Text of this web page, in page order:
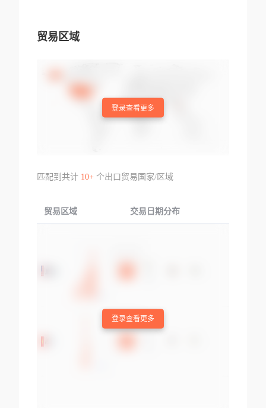
贸易区域
登录查看更多
匹配到共计 10+个出口贸易国家/区域
贸易区域 交易日期分布
登录查看更多